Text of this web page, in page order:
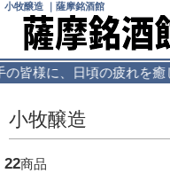
頃の疲れを癒して欲
小牧醸造
22商品
小牧醸造 ｜薩摩銘酒館